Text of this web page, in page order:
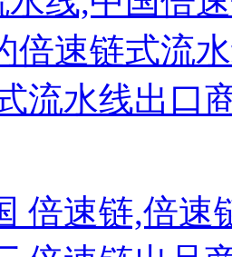
倍速链式流
流水线出口
倍速链,倍速